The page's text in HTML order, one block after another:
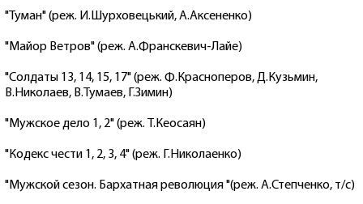
"Туман" (реж. И.Шурховецький, А.Аксененко)
"Майор Ветров" (реж. А.Франскевич-Лайе)
"Солдаты 13, 14, 15, 17" (реж. Ф.Красноперов, Д.Кузьмин,
В.Николаев, В.Тумаев, Г.Зимин)
"Мужское дело 1, 2" (реж. Т.Кеосаян)
"Кодекс чести 1, 2, 3, 4" (реж. Г.Николаенко)
"Мужской сезон. Бархатная революция "(реж. А.Степченко, т/с)